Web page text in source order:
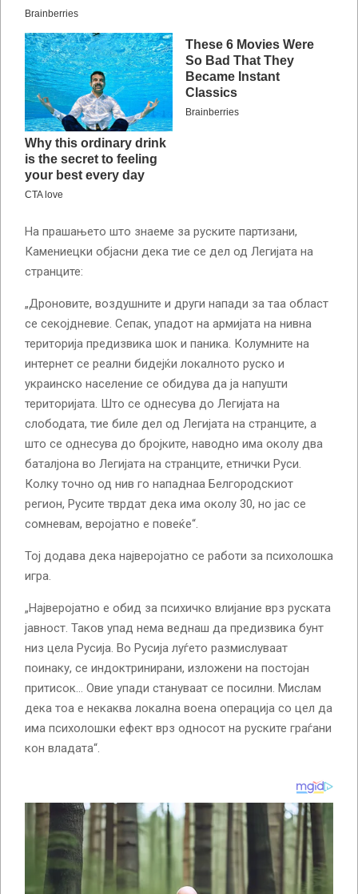
На прашањето што знаеме за руските партизани,
Камениецки објасни дека тие се дел од Легијата на
странците:
„Дроновите, воздушните и други напади за таа област
се секојдневие. Сепак, упадот на армијата на нивна
територија предизвика шок и паника. Колумните на
интернет се реални бидејќи локалното руско и
украинско население се обидува да ја напушти
територијата. Што се однесува до Легијата на
слободата, тие биле дел од Легијата на странците, а
што се однесува до бројките, наводно има околу два
баталјона во Легијата на странците, етнички Руси.
Колку точно од нив го нападнаа Белгородскиот
регион, Русите тврдат дека има околу 30, но јас се
сомневам, веројатно е повеќе“.
Тој додава дека најверојатно се работи за психолошка
игра.
„Најверојатно е обид за психичко влијание врз руската
јавност. Таков упад нема веднаш да предизвика бунт
низ цела Русија. Во Русија луѓето размислуваат
поинаку, се индоктринирани, изложени на постојан
притисок… Овие упади стануваат се посилни. Мислам
дека тоа е некаква локална воена операција со цел да
има психолошки ефект врз односот на руските граѓани
кон владата“.